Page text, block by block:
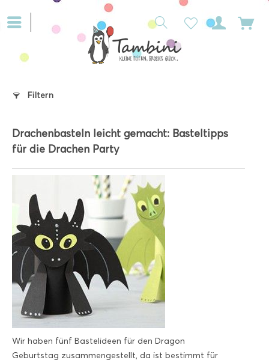
Filtern
Drachenbasteln leicht gemacht: Basteltipps
für die Drachen Party
Wir haben fünf Bastelideen für den Dragon
Geburtstag zusammengestellt, da ist bestimmt für